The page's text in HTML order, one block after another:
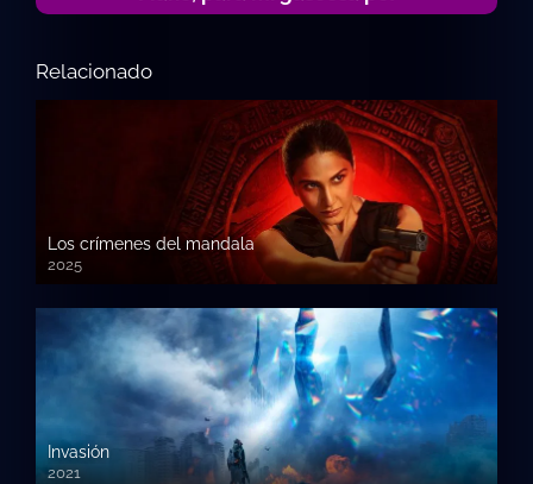
Relacionado
Los crímenes del mandala
2025
Invasión
2021